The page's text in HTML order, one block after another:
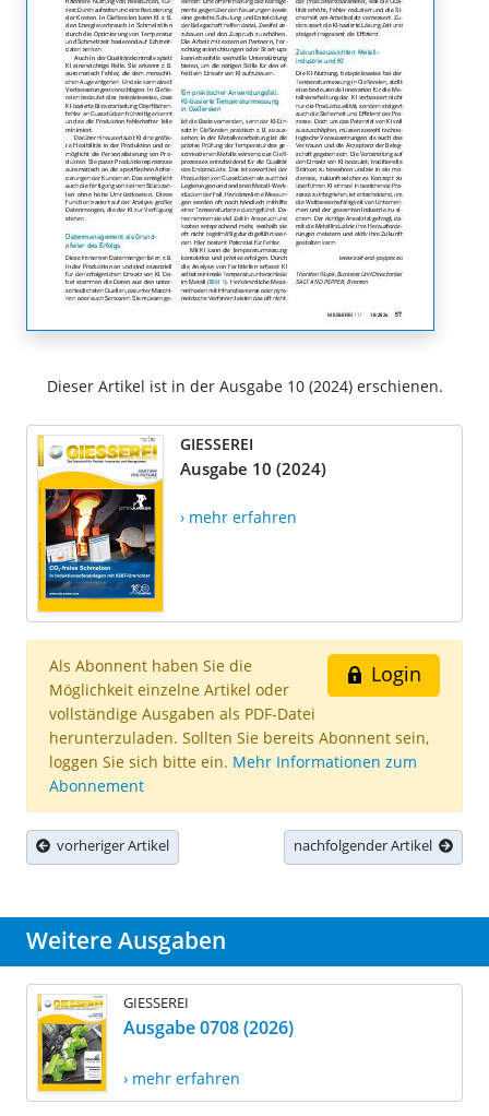
Dieser Artikel ist in der Ausgabe 10 (2024) erschienen.
GIESSEREI
Ausgabe 10 (2024)
› mehr erfahren
Login
Als Abonnent haben Sie die
Möglichkeit einzelne Artikel oder
vollständige Ausgaben als PDF-Datei
herunterzuladen. Sollten Sie bereits Abonnent sein,
loggen Sie sich bitte ein. Mehr Informationen zum
Abonnement
vorheriger Artikel nachfolgender Artikel
Weitere Ausgaben
GIESSEREI
Ausgabe 0708 (2026)
› mehr erfahren